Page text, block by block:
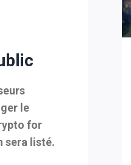
le
for
sera listé.